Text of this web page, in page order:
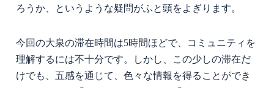
ろうか、というような疑問がふと頭をよぎります。
今回の大泉の滞在時間は5時間ほどで、コミュニティを
理解するには不十分です。しかし、この少しの滞在だ
けでも、五感を通じて、色々な情報を得ることができ